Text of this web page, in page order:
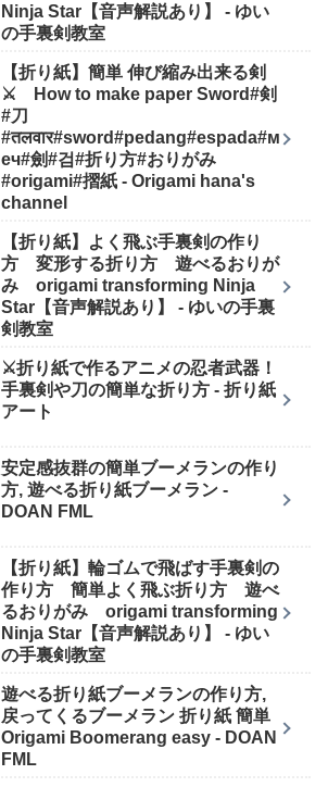
Ninja Star【音声解説あり】 - ゆい
の手裏剣教室
【折り紙】簡単 伸び縮み出来る剣
⚔ How to make paper Sword#剣
#刀
#तलवार#sword#pedang#espada#м
еч#劍#검#折り方#おりがみ
#origami#摺紙 - Origami hana's
channel
【折り紙】よく飛ぶ手裏剣の作り
方 変形する折り方 遊べるおりが
み origami transforming Ninja
Star【音声解説あり】 - ゆいの手裏
剣教室
⚔️折り紙で作るアニメの忍者武器！
手裏剣や刀の簡単な折り方 - 折り紙
アート
安定感抜群の簡単ブーメランの作り
方, 遊べる折り紙ブーメラン -
DOAN FML
【折り紙】輪ゴムで飛ばす手裏剣の
作り方 簡単よく飛ぶ折り方 遊べ
るおりがみ origami transforming
Ninja Star【音声解説あり】 - ゆい
の手裏剣教室
遊べる折り紙ブーメランの作り方,
戻ってくるブーメラン 折り紙 簡単
Origami Boomerang easy - DOAN
FML